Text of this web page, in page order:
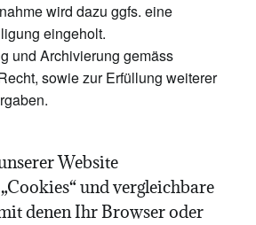
wird dazu ggfs. eine
eingeholt.
und Archivierung gemäss
sowie zur Erfüllung weiterer
Website
und vergleichbare
denen Ihr Browser oder